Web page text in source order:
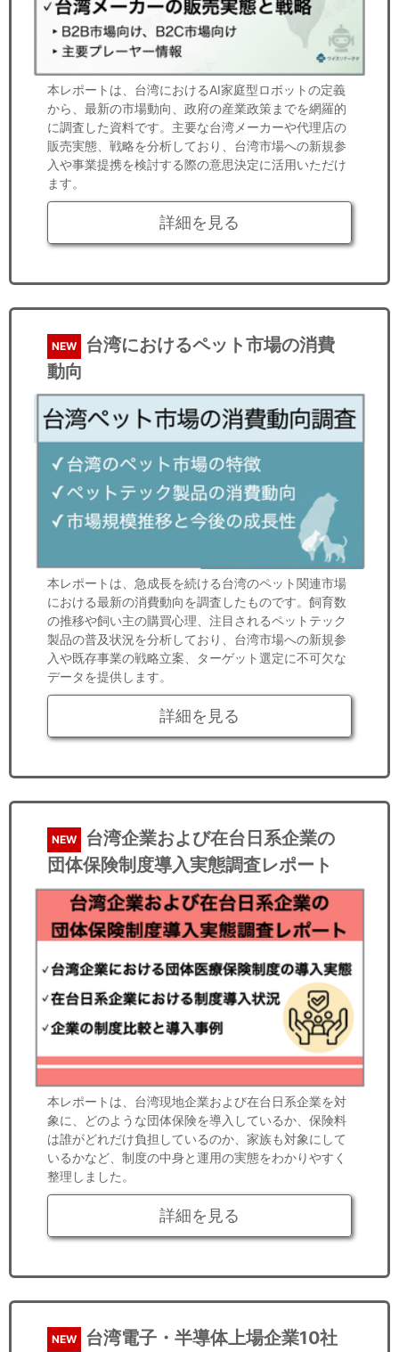
本レポートは、台湾におけるAI家庭型ロボットの定義
から、最新の市場動向、政府の産業政策までを網羅的
に調査した資料です。主要な台湾メーカーや代理店の
販売実態、戦略を分析しており、台湾市場への新規参
入や事業提携を検討する際の意思決定に活用いただけ
ます。
詳細を見る
NEW
台湾におけるペット市場の消費
動向
本レポートは、急成長を続ける台湾のペット関連市場
における最新の消費動向を調査したものです。飼育数
の推移や飼い主の購買心理、注目されるペットテック
製品の普及状況を分析しており、台湾市場への新規参
入や既存事業の戦略立案、ターゲット選定に不可欠な
データを提供します。
詳細を見る
NEW
台湾企業および在台日系企業の
団体保険制度導入実態調査レポート
本レポートは、台湾現地企業および在台日系企業を対
象に、どのような団体保険を導入しているか、保険料
は誰がどれだけ負担しているのか、家族も対象にして
いるかなど、制度の中身と運用の実態をわかりやすく
整理しました。
詳細を見る
NEW
台湾電子・半導体上場企業10社